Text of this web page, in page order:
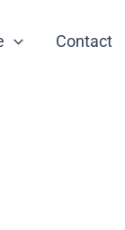
Contact